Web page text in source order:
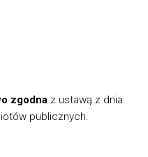
zgodna z ustawą z dnia
publicznych.